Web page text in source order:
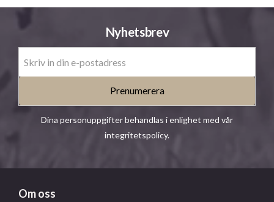
Nyhetsbrev
Prenumerera
Dina personuppgifter behandlas i enlighet med vår
integritetspolicy.
Om oss